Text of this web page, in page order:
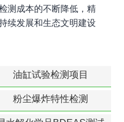
测成本的不断降低，精
续发展和生态文明建设
油缸试验检测项目
粉尘爆炸特性检测